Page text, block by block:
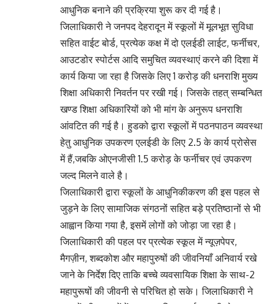
आधुनिक बनाने की प्रक्रिया शुरू कर दी गई है।
जिलाधिकारी ने जनपद देहरादून में स्कूलों में मूलभूत सुविधा
सहित वाईट बोर्ड, प्रत्येक कक्ष में दो एलईडी लाईट, फर्नीचर,
आउटडोर स्पोर्टस आदि समुचित व्यवस्थाएं करने की दिशा में
कार्य किया जा रहा है जिसके लिए 1 करोड़ की धनराशि मुख्य
शिक्षा अधिकारी निवर्तन पर रखी गई। जिसके तहत् सम्बन्धित
खण्ड शिक्षा अधिकारियों को भी मांग के अनुरूप धनराशि
आंवटित की गई है। हुडको द्वारा स्कूलों में पठनपाठन व्यवस्था
हेतु आधुनिक उपकरण एलईडी के लिए 2.5 के कार्य प्रोसेस
में हैं,जबकि ओएनजीसी 1.5 करोड़ के फर्नीचर एवं उपकरण
जल्द मिलने वाले है।
जिलाधिकारी द्वारा स्कूलों के आधुनिकीकरण की इस पहल से
जुड़ने के लिए सामाजिक संगठनों सहित बड़े प्रतिष्ठानों से भी
आह्वान किया गया है, इसमें लोगों को जोड़ा जा रहा है।
जिलाधिकारी की पहल पर प्रत्येक स्कूल में न्यूज़पेपर,
मैगज़ीन, शब्दकोश और महापुरुषों की जीवनियाँ अनिवार्य रखे
जाने के निर्देश दिए ताकि बच्चे व्यवसायिक शिक्षा के साथ-2
महापुरूषों की जीवनी से परिचित हो सके। जिलाधिकारी ने